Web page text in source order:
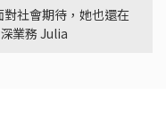
社會期待，她也還在
業務 Julia